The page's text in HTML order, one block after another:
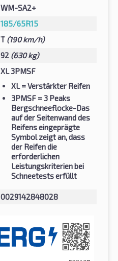
WM-SA2+
185/65R15
T (190 km/h)
92 (630 kg)
XL 3PMSF
XL= Verstärkter Reifen
3PMSF = 3 Peaks
Bergschneeflocke-Das
auf der Seitenwand des
Reifens eingeprägte
Symbol zeigt an, dass
der Reifen die
erforderlichen
Leistungskriterien bei
Schneetests erfüllt
0029142848028